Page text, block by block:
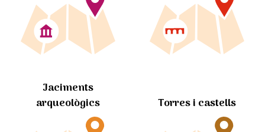
Jaciments
arqueològics
Torres i castells